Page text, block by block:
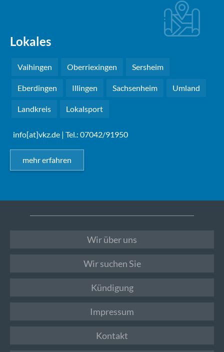
Lokales
Vaihingen Oberriexingen Sersheim
Eberdingen Illingen Sachsenheim Umland
Landkreis Lokalsport
info[at]vkz.de | Tel.: 07042/91950
mehr erfahren
Wir über uns
Wir suchen Sie
Kündigung
Impressum
Kontakt